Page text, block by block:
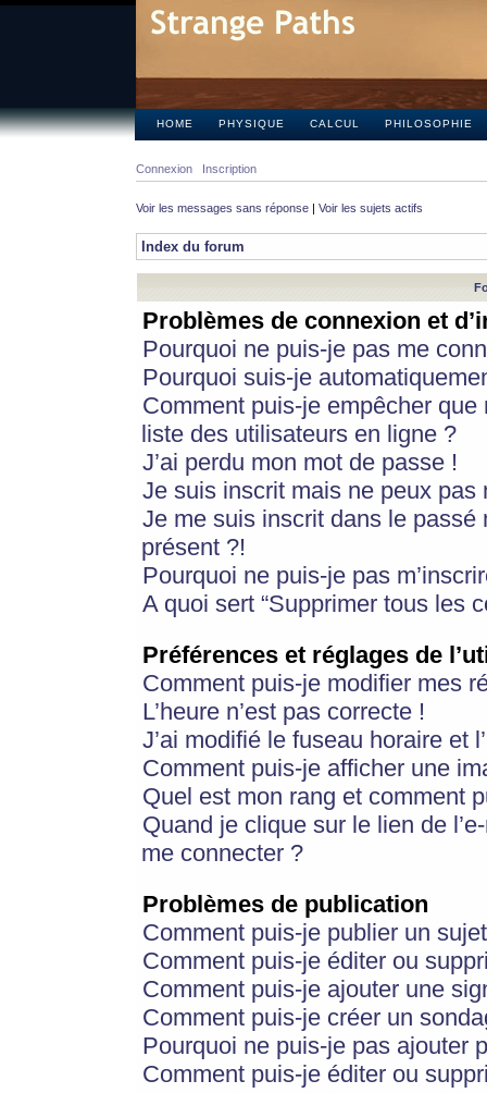
HOME PHYSIQUE CALCUL PHILOSOPHIE
Connexion Inscription
Voir les messages sans réponse | Voir les sujets actifs
Index du forum
Problèmes de connexion et
Pourquoi ne puis-je pas me
Pourquoi suis-je
Comment puis-je empêcher
liste des utilisateurs en ligne ?
J’ai perdu mon mot de passe !
Je suis inscrit mais ne peux pas
Je me suis inscrit dans le
présent ?!
Pourquoi ne puis-je pas
A quoi sert “Supprimer tous les
Préférences et réglages de
Comment puis-je modifier mes
L’heure n’est pas correcte !
J’ai modifié le fuseau horaire et
Comment puis-je afficher une
Quel est mon rang et comment
Quand je clique sur le lien de
me connecter ?
Problèmes de publication
Comment puis-je publier un
Comment puis-je éditer ou
Comment puis-je ajouter une
Comment puis-je créer un
Pourquoi ne puis-je pas ajouter
Comment puis-je éditer ou